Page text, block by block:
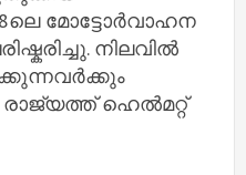
മോട്ടോർവാഹന
നിലവിൽ
രാജ്യത്ത് ഹെൽമറ്റ്